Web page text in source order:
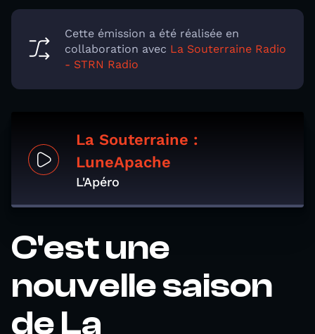
Cette émission a été réalisée en
collaboration avec La Souterraine Radio
- STRN Radio
La Souterraine :
LuneApache
L'Apéro
C'est une
nouvelle saison
de La